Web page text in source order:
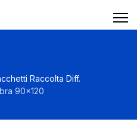
Raccolta Diff.
90x120